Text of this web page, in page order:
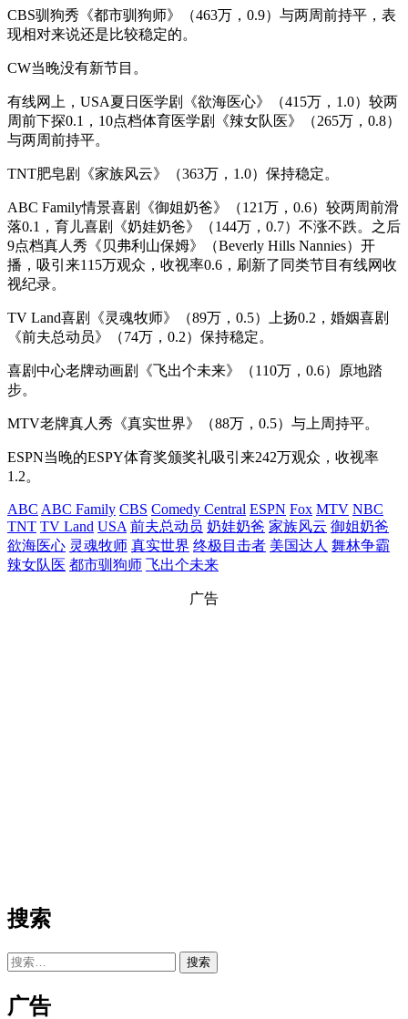
CBS驯狗秀《都市驯狗师》（463万，0.9）与两周前持平，表
现相对来说还是比较稳定的。
CW当晚没有新节目。
有线网上，USA夏日医学剧《欲海医心》（415万，1.0）较两
周前下探0.1，10点档体育医学剧《辣女队医》（265万，0.8）
与两周前持平。
TNT肥皂剧《家族风云》（363万，1.0）保持稳定。
ABC Family情景喜剧《御姐奶爸》（121万，0.6）较两周前滑
落0.1，育儿喜剧《奶娃奶爸》（144万，0.7）不涨不跌。之后
9点档真人秀《贝弗利山保姆》（Beverly Hills Nannies）开
播，吸引来115万观众，收视率0.6，刷新了同类节目有线网收
视纪录。
TV Land喜剧《灵魂牧师》（89万，0.5）上扬0.2，婚姻喜剧
《前夫总动员》（74万，0.2）保持稳定。
喜剧中心老牌动画剧《飞出个未来》（110万，0.6）原地踏
步。
MTV老牌真人秀《真实世界》（88万，0.5）与上周持平。
ESPN当晚的ESPY体育奖颁奖礼吸引来242万观众，收视率
1.2。
ABC ABC Family CBS Comedy Central ESPN Fox MTV NBC
TNT TV Land USA 前夫总动员 奶娃奶爸 家族风云 御姐奶爸
欲海医心 灵魂牧师 真实世界 终极目击者 美国达人 舞林争霸
辣女队医 都市驯狗师 飞出个未来
广告
搜索
搜
广告